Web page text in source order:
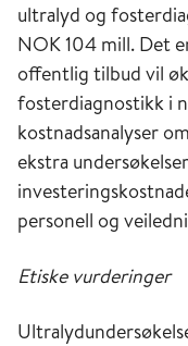
ultralyd og
NOK 104 mill. Det
offentlig tilbud vil
fosterdiagnostikk i
kostnadsanalyser
ekstra
personell og
Etiske vurderinger